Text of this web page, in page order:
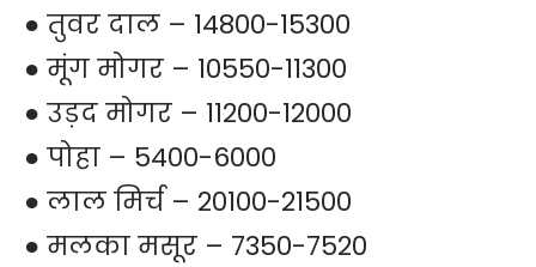
● तुवर दाल – 14800-15300
● मूंग मोगर – 10550-11300
● उड़द मोगर – 11200-12000
● पोहा – 5400-6000
● लाल मिर्च – 20100-21500
● मलका मसूर – 7350-7520